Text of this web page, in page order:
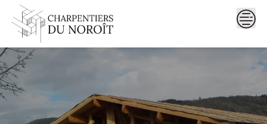
content